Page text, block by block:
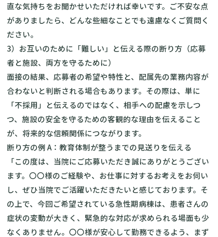
直な気持ちをお聞かせいただければ幸いです。ご不安な点
がありましたら、どんな些細なことでも遠慮なくご質問く
ださい。
3）お互いのために「難しい」と伝える際の断り方（応募
者と施設、両方を守るために）
面接の結果、応募者の希望や特性と、配属先の業務内容が
合わないと判断される場合もあります。その際は、単に
「不採用」と伝えるのではなく、相手への配慮を示しつ
つ、施設の安全を守るための客観的な理由を伝えること
が、将来的な信頼関係につながります。
断り方の例 A：教育体制が整うまでの見送りを伝える
「この度は、当院にご応募いただき誠にありがとうござい
ます。〇〇様のご経験や、お仕事に対するお考えをお伺い
し、ぜひ当院でご活躍いただきたいと感じております。そ
の上で、今回ご希望されている急性期病棟は、患者さんの
症状の変動が大きく、緊急的な対応が求められる場面も少
なくありません。〇〇様が安心して勤務できるよう、まず